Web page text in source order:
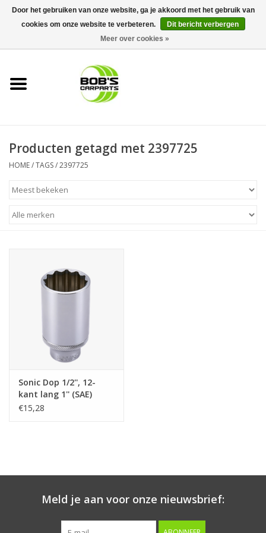
0 Artikelen - €0,00
KS TOOLS
Next Gereedschapswagens
Opbergsystemen
Starten & laden
Handgereedschap
Luchtgereedschap
Producten getagd met 2397725
HOME/TAGS/2397725
Sonic Dop 1/2'', 12-
kant lang 1'' (SAE)
€15,28
Meld je aan voor onze nieuwsbrief:
Door het gebruiken van onze website, ga je akkoord met het gebruik van
cookies om onze website te verbeteren.
Dit bericht verbergen
Meer over cookies »